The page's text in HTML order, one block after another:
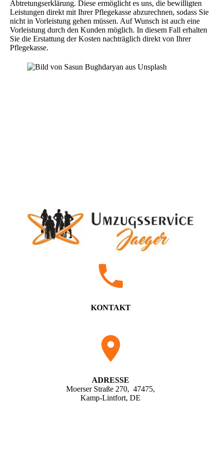
Abtretungserklärung. Diese ermöglicht es uns, die bewilligten
Leistungen direkt mit Ihrer Pflegekasse abzurechnen, sodass Sie
nicht in Vorleistung gehen müssen. Auf Wunsch ist auch eine
Vorleistung durch den Kunden möglich. In diesem Fall erhalten
Sie die Erstattung der Kosten nachträglich direkt von Ihrer
Pflegekasse.
KONTAKT
ADRESSE
Moerser Straße 270, 47475,
Kamp-Lintfort, DE